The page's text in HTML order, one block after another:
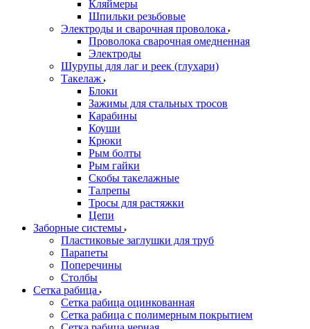
Кляймеры
Шпильки резьбовые
Электроды и сварочная проволока
Проволока сварочная омедненная
Электроды
Шурупы для лаг и реек (глухари)
Такелаж
Блоки
Зажимы для стальных тросов
Карабины
Коуши
Крюки
Рым болты
Рым гайки
Скобы такелажные
Талрепы
Тросы для растяжки
Цепи
Заборные системы
Пластиковые заглушки для труб
Парапеты
Поперечины
Столбы
Сетка рабица
Сетка рабица оцинкованная
Сетка рабица с полимерным покрытием